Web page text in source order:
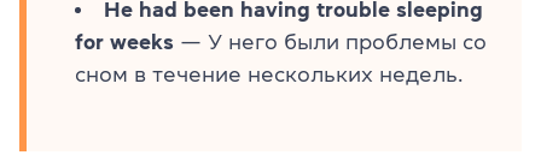
He had been having trouble sleeping
for weeks — У него были проблемы со
сном в течение нескольких недель.